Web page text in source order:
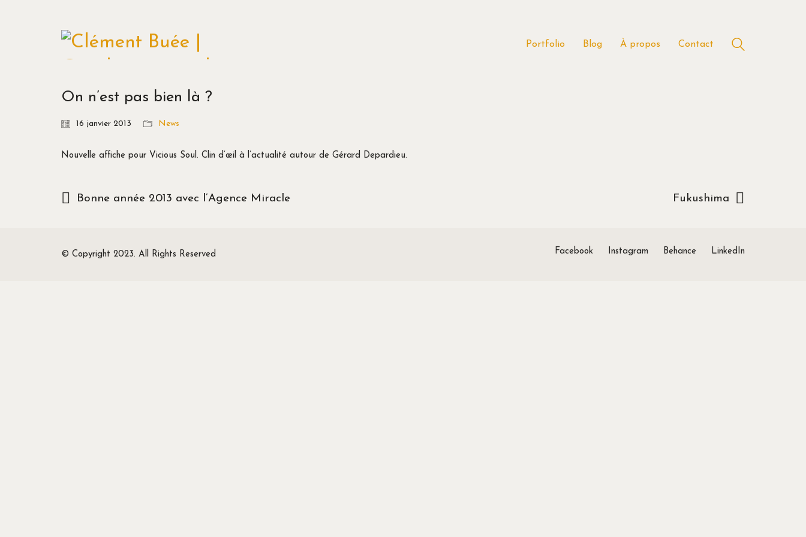
Portfolio Blog À propos Contact
On n’est pas bien là ?
16 janvier 2013 News
Nouvelle affiche pour Vicious Soul. Clin d’œil à l’actualité autour de Gérard Depardieu.
Bonne année 2013 avec l’Agence Miracle Fukushima
Facebook Instagram Behance LinkedIn
© Copyright 2023. All Rights Reserved